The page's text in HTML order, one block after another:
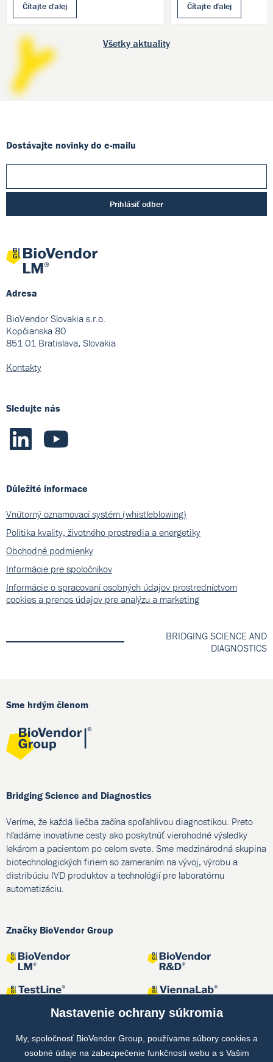
Čítajte ďalej Čítajte ďalej
Všetky aktuality
Dostávajte novinky do e-mailu
Prihlásiť odber
Adresa
BioVendor Slovakia s.r.o.
Kopčianska 80
851 01 Bratislava, Slovakia
Kontakty
Sledujte nás
Důležité informace
Vnútorný oznamovací systém (whistleblowing)
Politika kvality, životného prostredia a energetiky
Obchodné podmienky
Informácie pre spoločníkov
Informácie o spracovaní osobných údajov prostredníctvom
cookies a prenos údajov pre analýzu a marketing
BRIDGING SCIENCE AND
DIAGNOSTICS
Sme hrdým členom
Bridging Science and Diagnostics
Veríme, že každá liečba začína spoľahlivou diagnostikou. Preto
hľadáme inovatívne cesty ako poskytnúť vierohodné výsledky
lekárom a pacientom po celom svete. Sme medzinárodná skupina
biotechnologických firiem so zameraním na vývoj, výrobu a
distribúciu IVD produktov a technológií pre laboratórnu
automatizáciu.
Značky BioVendor Group
Nastavenie ochrany súkromia
My, spoločnosť BioVendor Group, používame súbory cookies a
osobné údaje na zabezpečenie funkčnosti webu a s Vašim